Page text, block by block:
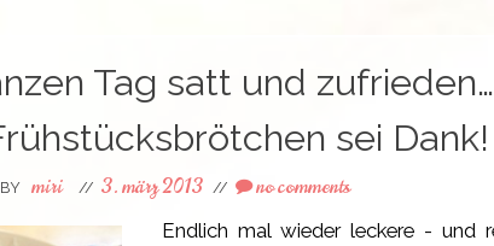
Tag satt und zufrieden…
sei Dank!
BY miri // 3. märz 2013 // no comments
Endlich mal wieder leckere - und